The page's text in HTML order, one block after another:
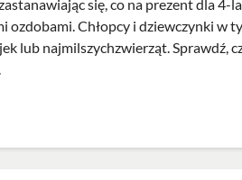
się, co na prezent dla 4-
ozdobami. Chłopcy i dziewczynki w
lub najmilszychzwierząt. Sprawdź,